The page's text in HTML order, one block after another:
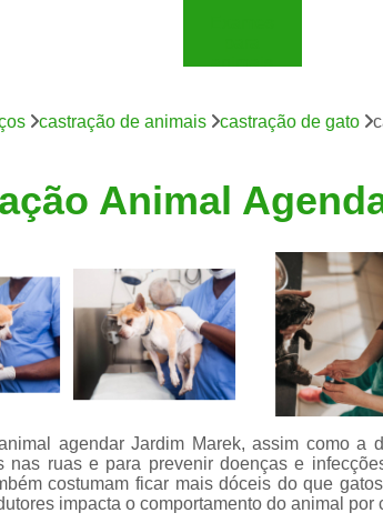
animais
para
tártaro
castração de animais castração de gato
Animal
agendar Jardim Marek, assim como a
nas ruas e para prevenir doenças e
costumam ficar mais dóceis do que
impacta o comportamento do animal